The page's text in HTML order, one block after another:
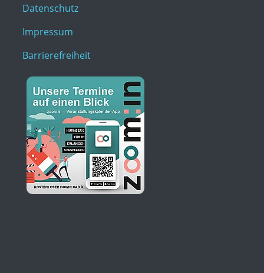
Datenschutz
Impressum
Barrierefreiheit